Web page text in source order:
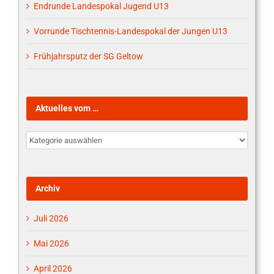
Endrunde Landespokal Jugend U13
Vorrunde Tischtennis-Landespokal der Jungen U13
Frühjahrsputz der SG Geltow
Aktuelles vom …
Aktuelles
vom
Archiv
Juli 2026
Mai 2026
April 2026